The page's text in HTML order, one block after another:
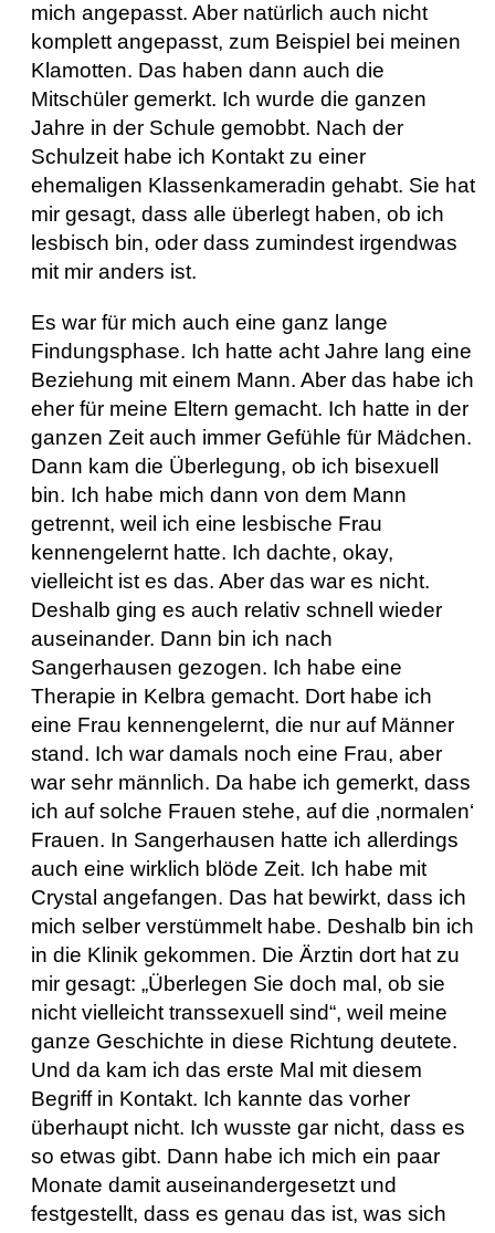
mich angepasst. Aber natürlich auch nicht
komplett angepasst, zum Beispiel bei meinen
Klamotten. Das haben dann auch die
Mitschüler gemerkt. Ich wurde die ganzen
Jahre in der Schule gemobbt. Nach der
Schulzeit habe ich Kontakt zu einer
ehemaligen Klassenkameradin gehabt. Sie hat
mir gesagt, dass alle überlegt haben, ob ich
lesbisch bin, oder dass zumindest irgendwas
mit mir anders ist.
Es war für mich auch eine ganz lange
Findungsphase. Ich hatte acht Jahre lang eine
Beziehung mit einem Mann. Aber das habe ich
eher für meine Eltern gemacht. Ich hatte in der
ganzen Zeit auch immer Gefühle für Mädchen.
Dann kam die Überlegung, ob ich bisexuell
bin. Ich habe mich dann von dem Mann
getrennt, weil ich eine lesbische Frau
kennengelernt hatte. Ich dachte, okay,
vielleicht ist es das. Aber das war es nicht.
Deshalb ging es auch relativ schnell wieder
auseinander. Dann bin ich nach
Sangerhausen gezogen. Ich habe eine
Therapie in Kelbra gemacht. Dort habe ich
eine Frau kennengelernt, die nur auf Männer
stand. Ich war damals noch eine Frau, aber
war sehr männlich. Da habe ich gemerkt, dass
ich auf solche Frauen stehe, auf die ‚normalen‘
Frauen. In Sangerhausen hatte ich allerdings
auch eine wirklich blöde Zeit. Ich habe mit
Crystal angefangen. Das hat bewirkt, dass ich
mich selber verstümmelt habe. Deshalb bin ich
in die Klinik gekommen. Die Ärztin dort hat zu
mir gesagt: „Überlegen Sie doch mal, ob sie
nicht vielleicht transsexuell sind“, weil meine
ganze Geschichte in diese Richtung deutete.
Und da kam ich das erste Mal mit diesem
Begriff in Kontakt. Ich kannte das vorher
überhaupt nicht. Ich wusste gar nicht, dass es
so etwas gibt. Dann habe ich mich ein paar
Monate damit auseinandergesetzt und
festgestellt, dass es genau das ist, was sich